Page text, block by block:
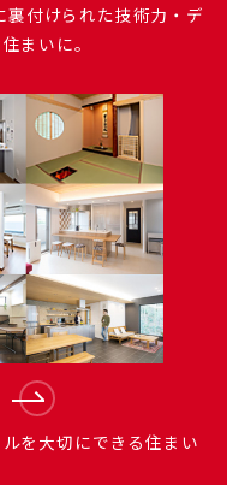
付けられた技術⼒・デ
まいに。
を大切にできる住まい